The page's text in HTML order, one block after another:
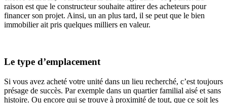
raison est que le constructeur souhaite attirer des acheteurs pour
financer son projet. Ainsi, un an plus tard, il se peut que le bien
immobilier ait pris quelques milliers en valeur.
Le type d’emplacement
Si vous avez acheté votre unité dans un lieu recherché, c’est toujours
présage de succès. Par exemple dans un quartier familial aisé et sans
histoire. Ou encore qui se trouve à proximité de tout, que ce soit les